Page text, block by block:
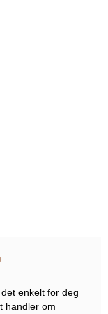
enkelt for deg
handler om